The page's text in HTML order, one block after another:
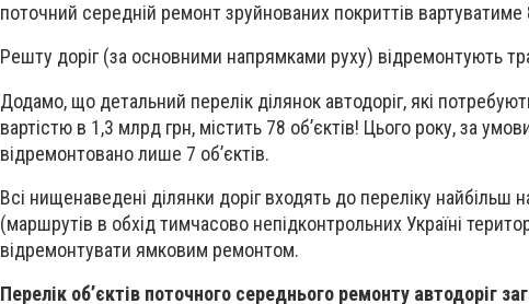
поточний середній ремонт зруйнованих покриттів вартуватиме
Решту доріг (за основними напрямками руху) відремонтують
Додамо, що детальний перелік ділянок автодоріг, які
вартістю в 1,3 млрд грн, містить 78 об’єктів! Цього року, за
відремонтовано лише 7 об’єктів.
Всі нищенаведені ділянки доріг входять до переліку найбільш
(маршрутів в обхід тимчасово непідконтрольних Україні
відремонтувати ямковим ремонтом.
Перелік об’єктів поточного середнього ремонту автодоріг